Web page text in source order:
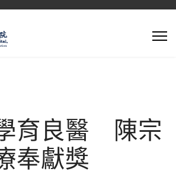
育良醫 陳宗
奉獻獎